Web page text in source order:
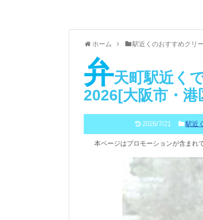
ホーム 駅近くのおすすめクリ
弁天町駅近く
2026[大阪市・港
2026/7/21 駅近
本ページはプロモーションが含まれ